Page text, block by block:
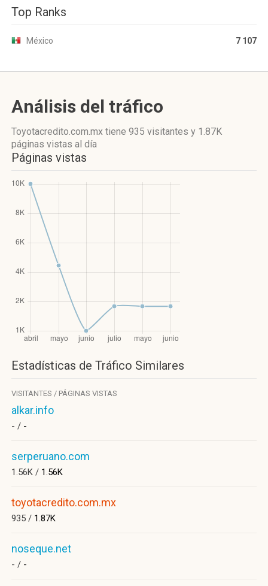
Top Ranks
México 7 107
Análisis del tráfico
Toyotacredito.com.mx tiene 935 visitantes y 1.87K
páginas vistas al día
Páginas vistas
Estadísticas de Tráfico Similares
VISITANTES / PÁGINAS VISTAS
alkar.info
- / -
serperuano.com
1.56K / 1.56K
toyotacredito.com.mx
935 / 1.87K
noseque.net
- / -